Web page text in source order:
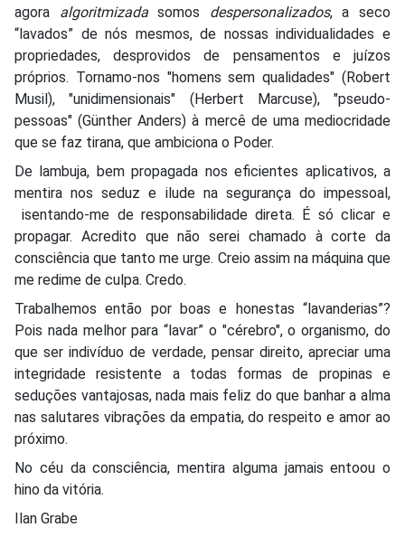
agora algoritmizadasomos despersonalizados, a seco
“lavados” de nós mesmos, de nossas individualidades e
propriedades, desprovidos de pensamentos e juízos
próprios. Tornamo-nos "homens sem qualidades" (Robert
Musil), "unidimensionais" (Herbert Marcuse), "pseudo-
pessoas" (Günther Anders) à mercê de uma mediocridade
que se faz tirana, que ambiciona o Poder.
De lambuja, bem propagada nos eficientes aplicativos, a
mentira nos seduz e ilude na segurança do impessoal,
isentando-me de responsabilidade direta. É só clicar e
propagar. Acredito que não serei chamado à corte da
consciência que tanto me urge. Creio assim na máquina que
me redime de culpa. Credo.
Trabalhemos então por boas e honestas “lavanderias”?
Pois nada melhor para “lavar” o "cérebro", o organismo, do
que ser indivíduo de verdade, pensar direito, apreciar uma
integridade resistente a todas formas de propinas e
seduções vantajosas, nada mais feliz do que banhar a alma
nas salutares vibrações da empatia, do respeito e amor ao
próximo.
No céu da consciência, mentira alguma jamais entoou o
hino da vitória.
Ilan Grabe